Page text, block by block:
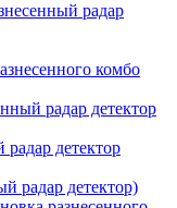
радар
комбо
радар детектор
детектор
радар детектор)